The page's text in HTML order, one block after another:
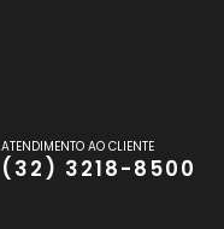
ATENDIMENTO AO CLIENTE
(32) 3218-8500